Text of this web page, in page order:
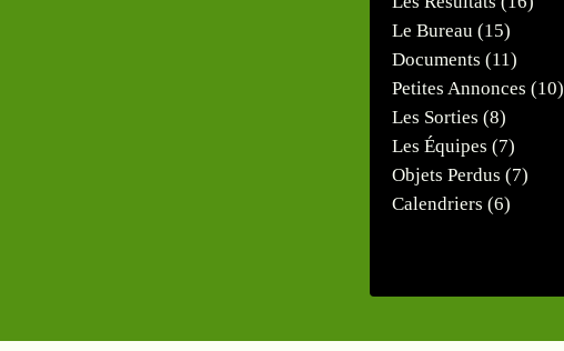
Le Bureau (15)
Documents (11)
Petites Annonces (10)
Les Sorties (8)
Les Équipes (7)
Objets Perdus (7)
Calendriers (6)